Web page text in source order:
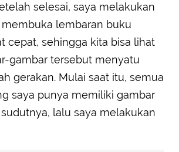
selesai, saya melakukan
lembaran buku
cepat, sehingga kita bisa lihat
gambar tersebut menyatu
gerakan. Mulai saat itu, semua
saya punya memiliki gambar
lalu saya melakukan